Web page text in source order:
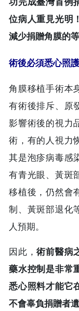
位病人重見光明
減少捐贈角膜的等
術後必須悉心照護
角膜移植手術本
有術後排斥、原
影響術後的視力
術，有的人視力
其是泡疹病毒感
有青光眼、黃斑
移植後，仍然會
制、黃斑部退化
人預期。
因此，術前醫病
藥水控制是非常
悉心照料才能它
不會辜負捐贈者